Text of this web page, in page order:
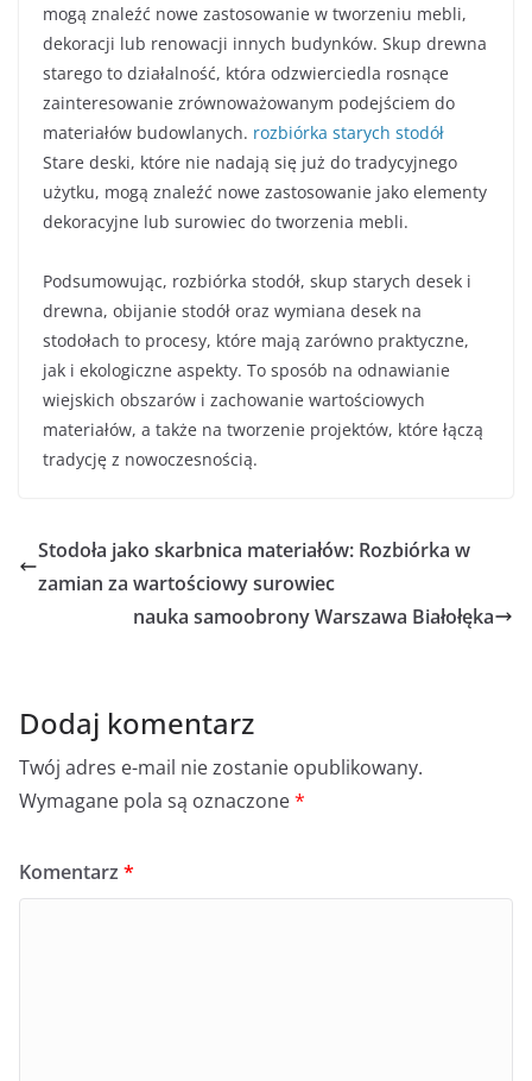
mogą znaleźć nowe zastosowanie w tworzeniu mebli,
dekoracji lub renowacji innych budynków. Skup drewna
starego to działalność, która odzwierciedla rosnące
zainteresowanie zrównoważowanym podejściem do
materiałów budowlanych. rozbiórka starych stodół
Stare deski, które nie nadają się już do tradycyjnego
użytku, mogą znaleźć nowe zastosowanie jako elementy
dekoracyjne lub surowiec do tworzenia mebli.
Podsumowując, rozbiórka stodół, skup starych desek i
drewna, obijanie stodół oraz wymiana desek na
stodołach to procesy, które mają zarówno praktyczne,
jak i ekologiczne aspekty. To sposób na odnawianie
wiejskich obszarów i zachowanie wartościowych
materiałów, a także na tworzenie projektów, które łączą
tradycję z nowoczesnością.
Stodoła jako skarbnica materiałów: Rozbiórka w
zamian za wartościowy surowiec
nauka samoobrony Warszawa Białołęka
Dodaj komentarz
Twój adres e-mail nie zostanie opublikowany.
Wymagane pola są oznaczone*
Komentarz *